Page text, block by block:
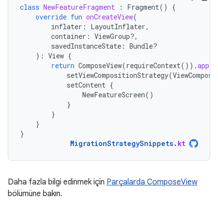
class NewFeatureFragment : Fragment()
{
override fun onCreateView(
inflater : LayoutInflater,
container : ViewGroup?,
savedInstanceState : Bundle?
): View {
return ComposeView(requireContext()).apply
setViewCompositionStrategy(
setContent {
NewFeatureScreen()
}
}
}
}
MigrationStrategySnippets. kt
Daha fazla bilgi edinmek için Parçalarda ComposeView
bölümüne bakın.